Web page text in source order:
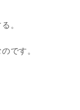
。
です。